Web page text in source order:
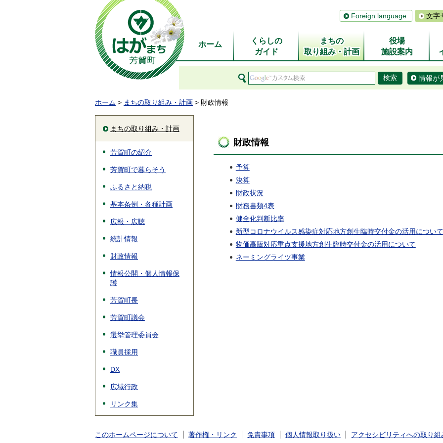
Foreign language 文字
ホーム
くらしの
ガイド
まちの
取り組み・計画
役場
施設案内
情報が
ホーム > まちの取り組み・計画 > 財政情報
まちの取り組み・計画
芳賀町の紹介
芳賀町で暮らそう
ふるさと納税
基本条例・各種計画
広報・広聴
統計情報
財政情報
情報公開・個人情報保
護
芳賀町長
芳賀町議会
選挙管理委員会
職員採用
DX
広域行政
リンク集
財政情報
予算
決算
財政状況
財務書類4表
健全化判断比率
新型コロナウイルス感染症対応地方創生臨時交付金の活用について
物価高騰対応重点支援地方創生臨時交付金の活用について
ネーミングライツ事業
このホームページについて 著作権・リンク 免責事項 個人情報取り扱い アクセシビリティへの取り組